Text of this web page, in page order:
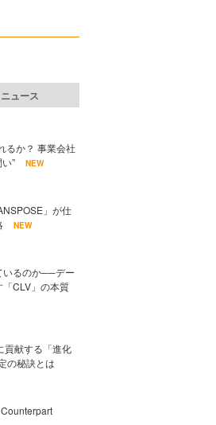
ニュース
るか？ 事業会社
”
NEW
」が仕
NEW
いるのか──デー
CLV」の本質
貢献する「進化
の秘訣とは